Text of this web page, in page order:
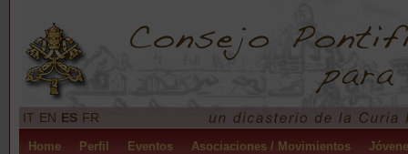
IT EN ES FR
Home Perfil Eventos Asociaciones / Movimientos